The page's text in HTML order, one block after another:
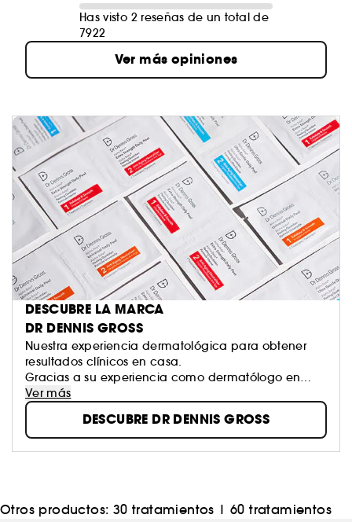
Has visto 2 reseñas de un total de
7922
Ver más opiniones
DESCUBRE LA MARCA
DR DENNIS GROSS
Nuestra experiencia dermatológica para obtener
resultados clínicos en casa.
Gracias a su experiencia como dermatólogo en
ejercicio e investigador del cáncer de piel, el Dr.
Dennis Gross ha desarrollado productos para el
cuidado de la piel eficaces y clínicamente
probados que tratan una amplia gama de
problemas cutáneos.
Ver más
DESCUBRE DR DENNIS GROSS
Otros productos: 30 tratamientos |60 tratamientos